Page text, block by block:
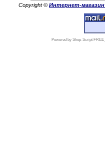
Copyright © Интернет-
Powered by Shop-Script FREE